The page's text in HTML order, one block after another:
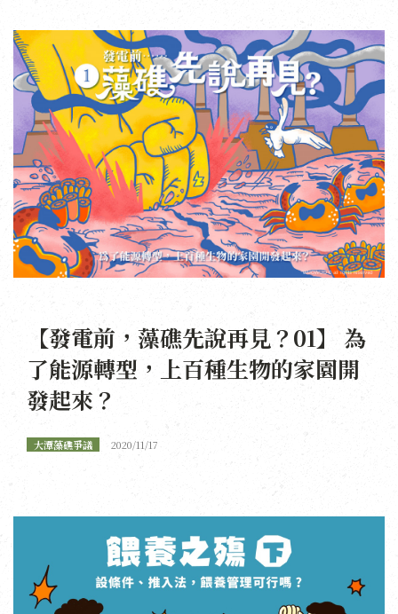
【發電前，藻礁先說再見？01】 為
了能源轉型，上百種生物的家園開
發起來？
大潭藻礁爭議 2020/11/17